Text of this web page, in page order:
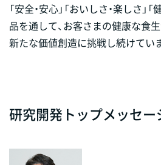
「安全・安心」「おいしさ・楽しさ」
品を通して、お客さまの健康な食
新たな価値創造に挑戦し続けてい
研究開発トップメッセー